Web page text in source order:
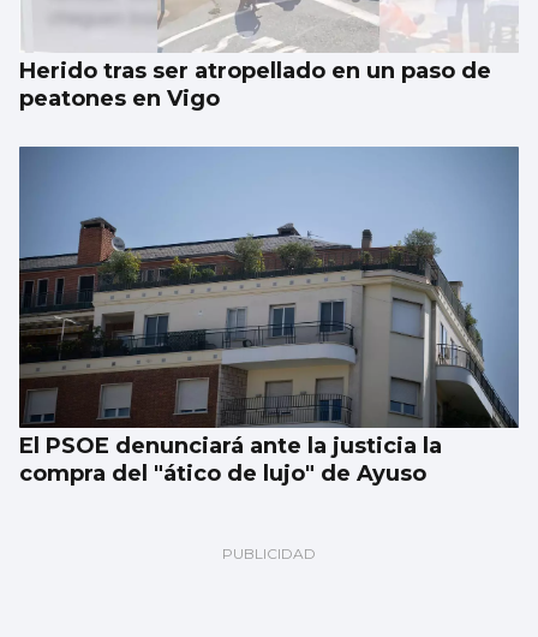
Herido tras ser atropellado en un paso de
peatones en Vigo
El PSOE denunciará ante la justicia la
compra del "ático de lujo" de Ayuso